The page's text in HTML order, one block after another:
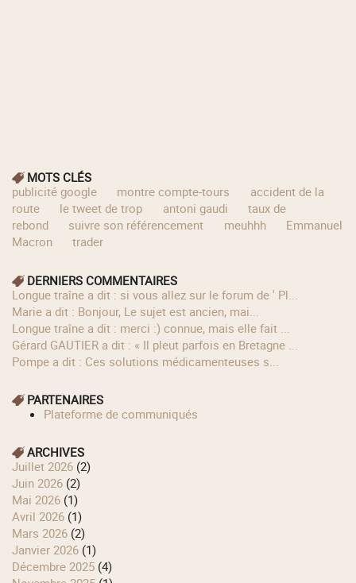
MOTS CLÉS
publicité google
montre compte-tours
accident de la
route
le tweet de trop antoni gaudi
taux de
rebond
suivre son référencement meuhhh
Emmanuel
Macron
trader
DERNIERS COMMENTAIRES
longue traîne a dit : si vous allez sur le forum de ' Pl...
Marie a dit : Bonjour, Le sujet est ancien, mai...
longue traîne a dit : merci :) connue, mais elle fait ...
Gérard GAUTIER a dit : « Il pleut parfois en Bretagne ...
Pompe a dit : Ces solutions médicamenteuses s...
PARTENAIRES
Plateforme de communiqués
ARCHIVES
juillet 2026 (2)
juin 2026 (2)
mai 2026 (1)
avril 2026 (1)
mars 2026 (2)
janvier 2026 (1)
décembre 2025 (4)